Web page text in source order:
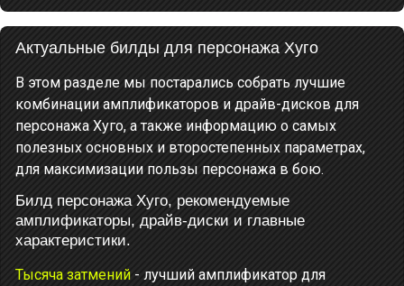
Актуальные билды для персонажа Хуго
В этом разделе мы постарались собрать лучшие
комбинации амплификаторов и драйв-дисков для
персонажа Хуго, а также информацию о самых
полезных основных и второстепенных параметрах,
для максимизации пользы персонажа в бою.
Билд персонажа Хуго, рекомендуемые
амплификаторы, драйв-диски и главные
характеристики.
Тысяча затмений - лучший амплификатор для